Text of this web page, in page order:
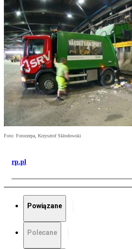
Foto: Fotorzepa, Krzysztof Skłodowski
rp.pl
Powiązane
Polecane